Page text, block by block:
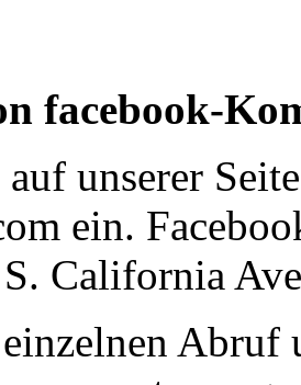
facebook-
unserer
ein.
California
Abruf